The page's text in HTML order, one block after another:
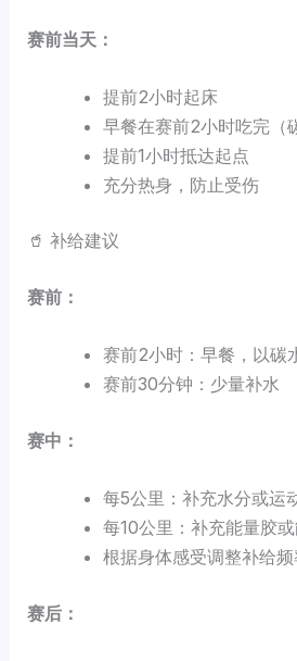
赛前当天：
提前2小时起床
早餐在赛前2小时吃完（
提前1小时抵达起点
充分热身，防止受伤
🥤 补给建议
赛前：
赛前2小时：早餐，以碳
赛前30分钟：少量补水
赛中：
每5公里：补充水分或运
每10公里：补充能量胶
根据身体感受调整补给频
赛后：